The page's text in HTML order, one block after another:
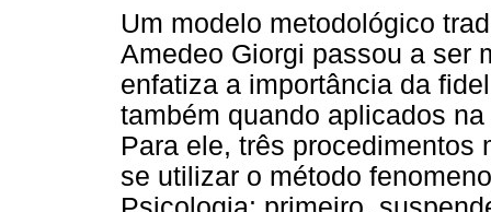
Um modelo metodológico
Amedeo Giorgi passou a ser
enfatiza a importância da
também quando aplicados
Para ele, três
se utilizar o método